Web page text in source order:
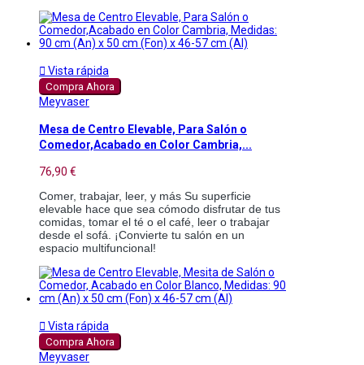
 Vista rápida
Compra Ahora
Meyvaser
Mesa de Centro Elevable, Para Salón o
Comedor,Acabado en Color Cambria,...
76,90 €
Comer, trabajar, leer, y más Su superficie
elevable hace que sea cómodo disfrutar de tus
comidas, tomar el té o el café, leer o trabajar
desde el sofá. ¡Convierte tu salón en un
espacio multifuncional!
 Vista rápida
Compra Ahora
Meyvaser